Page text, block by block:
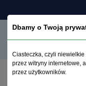
Dbamy o Twoją
Ciasteczka, czyli
przez witryny internetowe,
przez użytkowników.